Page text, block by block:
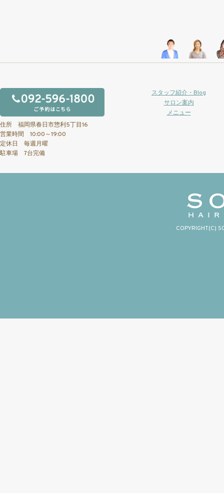
住所 福岡県春日市惣利5丁目16
営業時間 10:00～19:00
定休日 毎週月曜
駐車場 7台完備
スタッフ紹介・Blog
サロン案内
メニュー
COPYRIGHT(C)